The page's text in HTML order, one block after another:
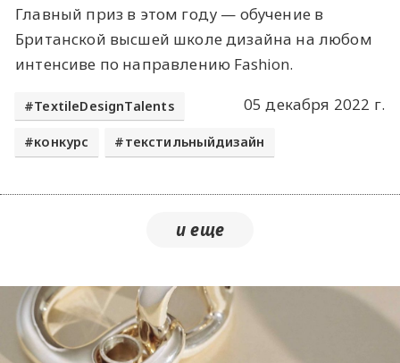
Главный приз в этом году — обучение в
Британской высшей школе дизайна на любом
интенсиве по направлению Fashion.
05 декабря 2022 г.
TextileDesignTalents
конкурс текстильныйдизайн